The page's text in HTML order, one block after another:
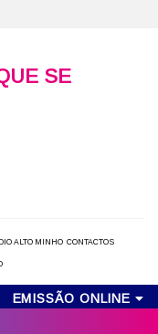
EMISSÃO ONLINE
SE
ALTO MINHO CONTACTOS